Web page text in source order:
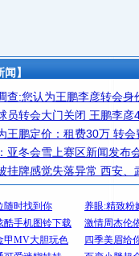
闻】
查:您认为王鹏李彦转会身
员转会大门关闭 王鹏李彦
王鹏定价：租费30万 转
亚冬会雪上赛区新闻发布
挂牌感觉失落异常 西安、